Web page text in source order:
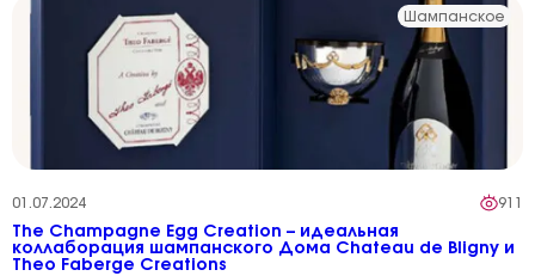
Шампанское
01.07.2024 911
The Champagne Egg Creation – идеальная
коллаборация шампанского Дома Chateau de Bligny и
Theo Faberge Creations